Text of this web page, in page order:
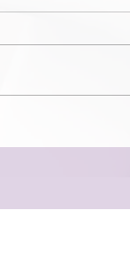
עיסוקם